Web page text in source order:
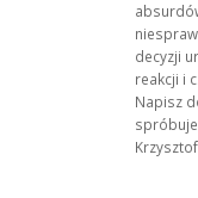
decyzji
reakcji i
Napisz